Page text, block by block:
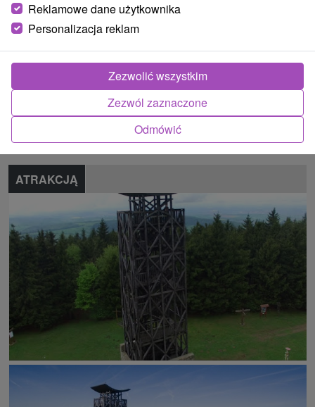
Region turystyczny
Západné Slovensko, Stredné Považie, Považie,
Trenčiansky kraj, Biele Karpaty, Myjavská pahorkatina,
Malé Karpaty, Zelená voda, Považský Inovec
Znalazłeś błąd lub chcesz polecić nam nową atrakcję
ATRAKCJĄ
Reklamowe dane użytkownika
Personalizacja reklam
Odmówić
Zezwól zaznaczone
Zezwolić wszystkim